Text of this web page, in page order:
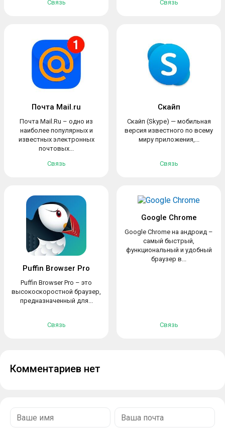
Связь Связь
Почта Mail.ru
Почта Mail.Ru – одно из
наиболее популярных и
известных электронных
почтовых...
Связь
Скайп
Скайп (Skype) — мобильная
версия известного по всему
миру приложения,...
Связь
Puffin Browser Pro
Puffin Browser Pro – это
высокоскоростной браузер,
предназначенный для...
Связь
Google Chrome
Google Chrome на андроид –
самый быстрый,
функциональный и удобный
браузер в...
Связь
Комментариев нет